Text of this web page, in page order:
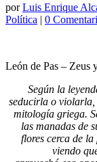
porLuis Enrique
Política | 0
León de Pas – Zeus
Según la
seducirla o violarla,
mitología griega.
las manadas de
flores cerca de
viendo